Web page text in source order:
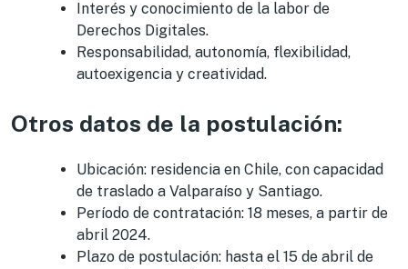
Interés y conocimiento de la labor de
Derechos Digitales.
Responsabilidad, autonomía, flexibilidad,
autoexigencia y creatividad.
Otros datos de la postulación:
Ubicación: residencia en Chile, con capacidad
de traslado a Valparaíso y Santiago.
Período de contratación: 18 meses, a partir de
abril 2024.
Plazo de postulación: hasta el 15 de abril de